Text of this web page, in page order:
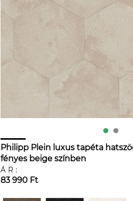
Philipp Plein luxus tapéta
fényes beige színben
ÁR:
83 990 Ft